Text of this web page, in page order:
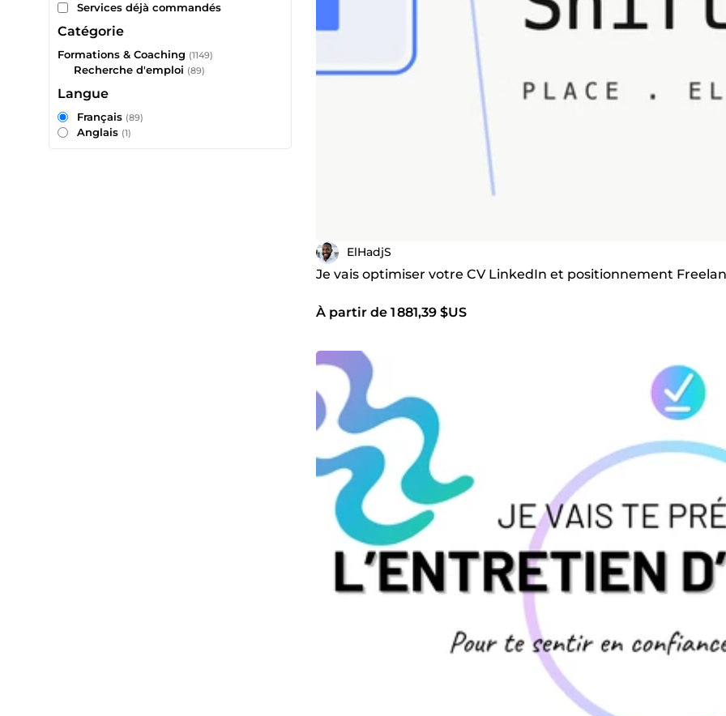
ElHadjS
Je vais optimiser votre CV LinkedIn et positionnement
À partir de 1 881,39 $US
Services déjà commandés
Catégorie
Formations & Coaching (1149)
Recherche d'emploi (89)
Langue
Français (89)
Anglais (1)